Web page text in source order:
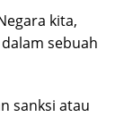
kita,
sebuah
sanksi atau